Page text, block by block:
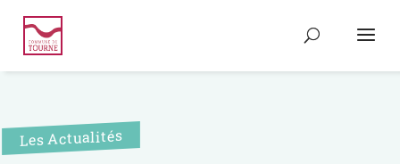
Les Actualités